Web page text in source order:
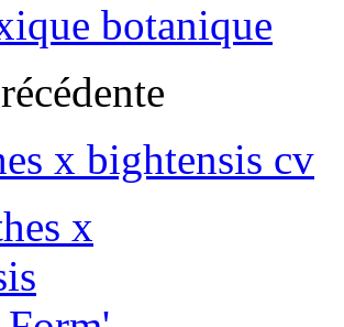
botanique
x bightensis cv